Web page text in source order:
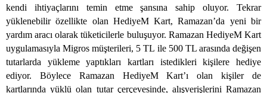
kendi ihtiyaçlarını temin etme şansına sahip oluyor. Tekrar
yüklenebilir özellikte olan HediyeM Kart, Ramazan’da yeni bir
yardım aracı olarak tüketicilerle buluşuyor. Ramazan HediyeM Kart
uygulamasıyla Migros müşterileri, 5 TL ile 500 TL arasında değişen
tutarlarda yükleme yaptıkları kartları istedikleri kişilere hediye
ediyor. Böylece Ramazan HediyeM Kart’ı olan kişiler de
kartlarında yüklü olan tutar çerçevesinde, alışverişlerini Ramazan